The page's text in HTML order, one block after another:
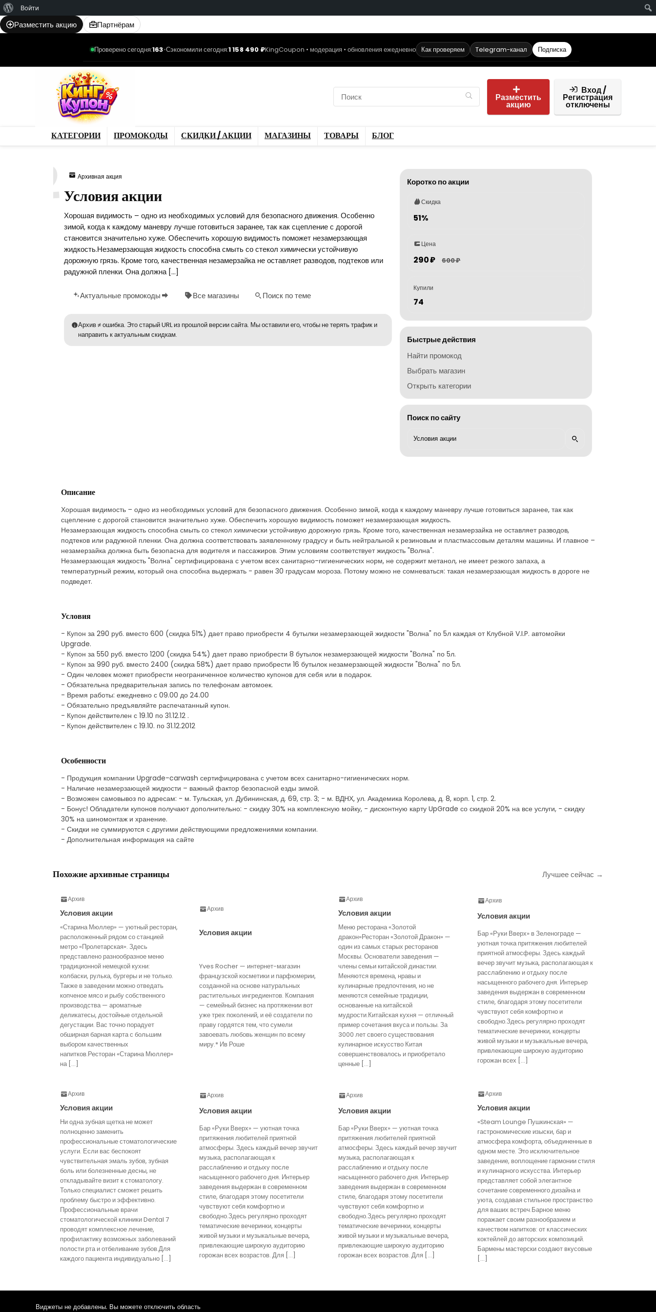
WordPress
Войти
Разместить акцию Партнёрам
Проверено сегодня:163•Сэкономили сегодня:1 158 490 ₽KingCoupon • модерация • обновления ежедневно Как проверяем Telegram-канал Подписка
Разместить
акцию
Вход /
Регистрация
отключены
КАТЕГОРИИ ПРОМОКОДЫ СКИДКИ / АКЦИИ МАГАЗИНЫ ТОВАРЫ БЛОГ
Архивная акция
Условия акции
Хорошая видимость – одно из необходимых условий для безопасного движения. Особенно
зимой, когда к каждому маневру лучше готовиться заранее, так как сцепление с дорогой
становится значительно хуже. Обеспечить хорошую видимость поможет незамерзающая
жидкость.Незамерзающая жидкость способна смыть со стекол химически устойчивую
дорожную грязь. Кроме того, качественная незамерзайка не оставляет разводов, подтеков или
радужной пленки. Она должна […]
Актуальные промокоды Все магазины Поиск по теме
Архив ≠ ошибка. Это старый URL из прошлой версии сайта. Мы оставили его, чтобы не терять трафик и
направить к актуальным скидкам.
Коротко по акции
Скидка
51%
Цена
290 ₽ 600 ₽
Купили
74
Быстрые действия
Найти промокод
Выбрать магазин
Открыть категории
Поиск по сайту
Описание
Хорошая видимость – одно из необходимых условий для безопасного движения. Особенно зимой, когда к каждому маневру лучше готовиться заранее, так как
сцепление с дорогой становится значительно хуже. Обеспечить хорошую видимость поможет незамерзающая жидкость.
Незамерзающая жидкость способна смыть со стекол химически устойчивую дорожную грязь. Кроме того, качественная незамерзайка не оставляет разводов,
подтеков или радужной пленки. Она должна соответствовать заявленному градусу и быть нейтральной к резиновым и пластмассовым деталям машины. И главное –
незамерзайка должна быть безопасна для водителя и пассажиров. Этим условиям соответствует жидкость "Волна".
Незамерзающая жидкость "Волна" сертифицирована с учетом всех санитарно-гигиенических норм, не содержит метанол, не имеет резкого запаха, а
температурный режим, который она способна выдержать - равен 30 градусам мороза. Потому можно не сомневаться: такая незамерзающая жидкость в дороге не
подведет.
Условия
- Купон за 290 руб. вместо 600 (скидка 51%) дает право приобрести 4 бутылки незамерзающей жидкости "Волна" по 5л каждая от Клубной V.I.P. автомойки
Upgrade.
- Купон за 550 руб. вместо 1200 (скидка 54%) дает право приобрести 8 бутылок незамерзающей жидкости "Волна" по 5л.
- Купон за 990 руб. вместо 2400 (скидка 58%) дает право приобрести 16 бутылок незамерзающей жидкости "Волна" по 5л.
- Один человек может приобрести неограниченное количество купонов для себя или в подарок.
- Обязательна предварительная запись по телефонам автомоек.
- Время работы: ежедневно с 09.00 до 24.00
- Обязательно предъявляйте распечатанный купон.
- Купон действителен с 19.10 по 31.12.12 .
- Купон действителен с 19.10. по 31.12.2012
Особенности
- Продукция компании Upgrade-carwash сертифицирована с учетом всех санитарно-гигиенических норм.
- Наличие незамерзающей жидкости – важный фактор безопасной езды зимой.
- Возможен самовывоз по адресам: - м. Тульская, ул. Дубининская, д. 69, стр. 3; - м. ВДНХ, ул. Академика Королева, д. 8, корп. 1, стр. 2.
- Бонус! Обладатели купонов получают дополнительно: - скидку 30% на комплексную мойку, - дисконтную карту UpGrade со скидкой 20% на все услуги, - скидку
30% на шиномонтаж и хранение.
- Скидки не суммируются с другими действующими предложениями компании.
- Дополнительная информация на сайте
Похожие архивные страницы Лучшее сейчас →
Архив
Условия акции
«Старина Мюллер» — уютный ресторан,
расположенный рядом со станцией
метро «Пролетарская». Здесь
представлено разнообразное меню
традиционной немецкой кухни:
колбаски, рулька, бургеры и не только.
Также в заведении можно отведать
копченое мясо и рыбу собственного
производства — ароматные
деликатесы, достойные отдельной
дегустации. Вас точно порадует
обширная барная карта с большим
выбором качественных
напитков.Ресторан «Старина Мюллер»
на […]
Архив
Условия акции
Yves Rocher — интернет-магазин
французской косметики и парфюмерии,
созданной на основе натуральных
растительных ингредиентов. Компания
— семейный бизнес на протяжении вот
уже трех поколений, и её создатели по
праву гордятся тем, что сумели
завоевать любовь женщин по всему
миру.* Ив Роше
Архив
Условия акции
Меню ресторана «Золотой
дракон»Ресторан «Золотой Дракон» —
один из самых старых ресторанов
Москвы. Основатели заведения —
члены семьи китайской династии.
Меняются времена, нравы и
кулинарные предпочтения, но не
меняются семейные традиции,
основанные на китайской
мудрости.Китайская кухня — отличный
пример сочетания вкуса и пользы. За
3000 лет своего существования
кулинарное искусство Китая
совершенствовалось и приобретало
ценные […]
Архив
Условия акции
Бар «Руки Вверх» в Зеленограде —
уютная точка притяжения любителей
приятной атмосферы. Здесь каждый
вечер звучит музыка, располагающая к
расслаблению и отдыху после
насыщенного рабочего дня. Интерьер
заведения выдержан в современном
стиле, благодаря этому посетители
чувствуют себя комфортно и
свободно.Здесь регулярно проходят
тематические вечеринки, концерты
живой музыки и музыкальные вечера,
привлекающие широкую аудиторию
горожан всех […]
Архив
Условия акции
Ни одна зубная щетка не может
полноценно заменить
профессиональные стоматологические
услуги. Если вас беспокоят
чувствительная эмаль зубов, зубная
боль или болезненные десны, не
откладывайте визит к стоматологу.
Только специалист сможет решить
проблему быстро и эффективно.
Профессиональные врачи
стоматологической клиники Dental 7
проводят комплексное лечение,
профилактику возможных заболеваний
полости рта и отбеливание зубов.Для
каждого пациента индивидуально […]
Архив
Условия акции
Бар «Руки Вверх» — уютная точка
притяжения любителей приятной
атмосферы. Здесь каждый вечер звучит
музыка, располагающая к
расслаблению и отдыху после
насыщенного рабочего дня. Интерьер
заведения выдержан в современном
стиле, благодаря этому посетители
чувствуют себя комфортно и
свободно.Здесь регулярно проходят
тематические вечеринки, концерты
живой музыки и музыкальные вечера,
привлекающие широкую аудиторию
горожан всех возрастов. Для […]
Архив
Условия акции
Бар «Руки Вверх» — уютная точка
притяжения любителей приятной
атмосферы. Здесь каждый вечер звучит
музыка, располагающая к
расслаблению и отдыху после
насыщенного рабочего дня. Интерьер
заведения выдержан в современном
стиле, благодаря этому посетители
чувствуют себя комфортно и
свободно.Здесь регулярно проходят
тематические вечеринки, концерты
живой музыки и музыкальные вечера,
привлекающие широкую аудиторию
горожан всех возрастов. Для […]
Архив
Условия акции
«Steam Lounge Пушкинская» —
гастрономические изыски, бар и
атмосфера комфорта, объединенные в
одном месте. Это исключительное
заведение, воплощение гармонии стиля
и кулинарного искусства. Интерьер
представляет собой элегантное
сочетание современного дизайна и
уюта, создавая стильное пространство
для ваших встреч.Барное меню
поражает своим разнообразием и
качеством напитков: от классических
коктейлей до авторских композиций.
Бармены мастерски создают вкусовые
[…]
Виджеты не добавлены. Вы можете отключить область